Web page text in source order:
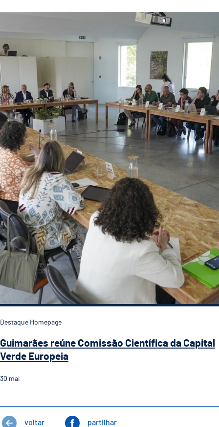
Guimarães reúne Comissão Científica da Capital
Destaque Homepage
Guimarães reúne Comissão Científica da Capital
Verde Europeia
30 mai
voltar partilhar